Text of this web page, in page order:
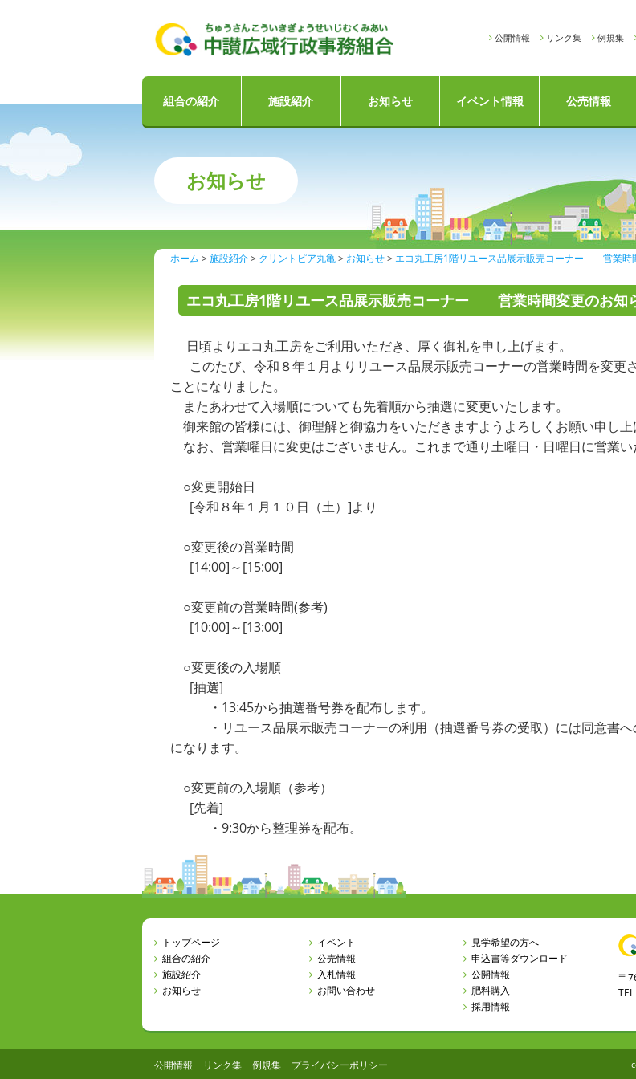
公開情報 リンク集 例規集
組合の紹介 施設紹介 お知らせ イベント情報 公売情報
お知らせ
ホーム 施設紹介 クリントピア丸亀 お知らせ エコ丸工房1階リユース品展示販売コーナー 営業時
エコ丸工房1階リユース品展示販売コーナー 営業時間変更のお知
日頃よりエコ丸工房をご利用いただき、厚く御礼を申し上げます。
このたび、令和８年１月よりリユース品展示販売コーナーの営業時間を変更
ことになりました。
またあわせて入場順についても先着順から抽選に変更いたします。
御来館の皆様には、御理解と御協力をいただきますようよろしくお願い申し上
なお、営業曜日に変更はございません。これまで通り土曜日・日曜日に営業い
○変更開始日
[令和８年１月１０日（土）]より
○変更後の営業時間
[14:00]～[15:00]
○変更前の営業時間(参考)
[10:00]～[13:00]
○変更後の入場順
[抽選]
・13:45から抽選番号券を配布します。
・リユース品展示販売コーナーの利用（抽選番号券の受取）には同意書へ
になります。
○変更前の入場順（参考）
[先着]
・9:30から整理券を配布。
トップページ
組合の紹介
施設紹介
お知らせ
イベント
公売情報
入札情報
お問い合わせ
見学希望の方へ
申込書等ダウンロード
公開情報
肥料購入
採用情報
〒
公開情報 リンク集 例規集 プライバシーポリシー